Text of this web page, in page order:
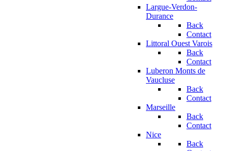
Largue-Verdon-
Durance
Back
Contact
Littoral Ouest Varois
Back
Contact
Luberon Monts de
Vaucluse
Back
Contact
Marseille
Back
Contact
Nice
Back